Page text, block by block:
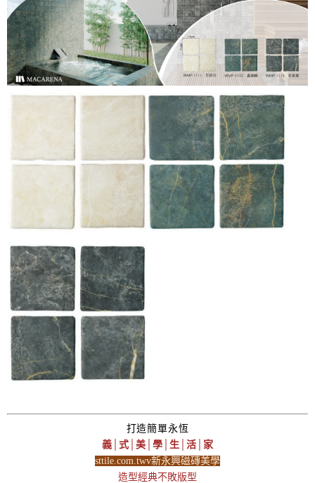
打造簡單永恆
義│式│美│學│生│活│家
sttile.com.twv新永興磁磚美學
造型經典不敗版型